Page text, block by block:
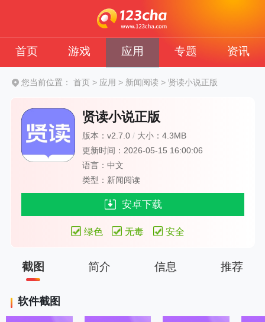
首页 游戏 应用 专题 资讯
您当前位置： 首页 > 应用 > 新闻阅读 >贤读小说正版
贤读小说正版
版本：v2.7.0/ 大小：4.3MB
更新时间：2026-05-15 16:00:06
语言：中文
类型：新闻阅读
安卓下载
绿色 无毒 安全
截图 简介 信息 推荐
软件截图